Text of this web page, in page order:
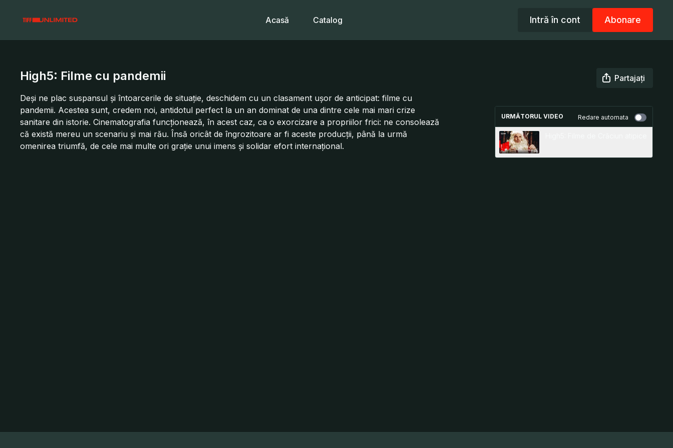
Acasă Catalog Intră în cont Abonare
High5: Filme cu pandemii
Partajați
Deși ne plac suspansul și întoarcerile de situație, deschidem cu un clasament ușor de anticipat: filme cu
pandemii. Acestea sunt, credem noi, antidotul perfect la un an dominat de una dintre cele mai mari crize
sanitare din istorie. Cinematografia funcționează, în acest caz, ca o exorcizare a propriilor frici: ne consolează
că există mereu un scenariu și mai rău. Însă oricât de îngrozitoare ar fi aceste producții, până la urmă
omenirea triumfă, de cele mai multe ori grație unui imens și solidar efort internațional.
URMĂTORUL VIDEO Redare automata